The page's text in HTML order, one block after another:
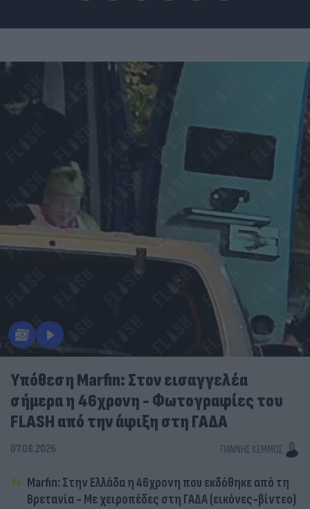
Υπόθεση Marfin: Στον εισαγγελέα
σήμερα η 46χρονη - Φωτογραφίες του
FLASH από την άφιξη στη ΓΑΔΑ
07.08.2026 ΓΙΆΝΝΗΣ ΚΈΜΜΟΣ
Marfin: Στην Ελλάδα η 46χρονη που εκδόθηκε από τη
Βρετανία - Με χειροπέδες στη ΓΑΔΑ (εικόνες-βίντεο)